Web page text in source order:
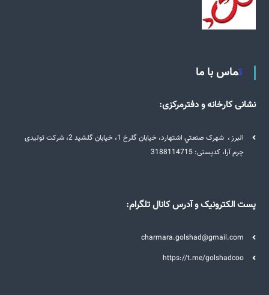
تماس با ما
نشانی کارخانه و دفترمرکزی:
البرز ، شهرک صنعتي اشتهارد، خيابان گلرخ 1، خيابان گلشيد 2، شرکت تولیدی
چرم آرا، کدپستی: 3188114715
پست الکترونیک و آدرس کانال تلگرام:
charmara.golshad@gmail.com
https://t.me/golshadcoo